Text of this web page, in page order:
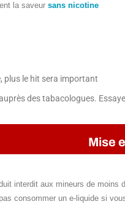
la saveur sans nicotine
plus le hit sera important
des tabacologues.
Mise
interdit aux mineurs de moins
consommer un e-liquide si